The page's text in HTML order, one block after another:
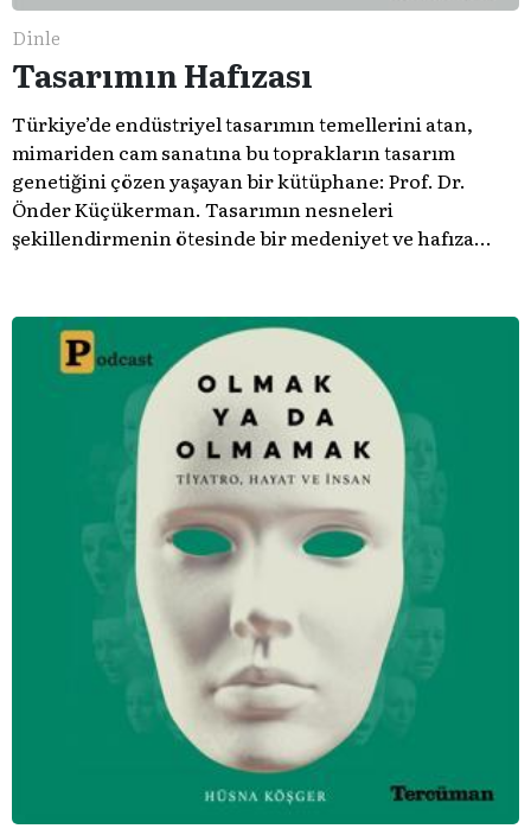
Dinle
Tasarımın Hafızası
Türkiye’de endüstriyel tasarımın temellerini atan,
mimariden cam sanatına bu toprakların tasarım
genetiğini çözen yaşayan bir kütüphane: Prof. Dr.
Önder Küçükerman. ​Tasarımın nesneleri
şekillendirmenin ötesinde bir medeniyet ve hafıza